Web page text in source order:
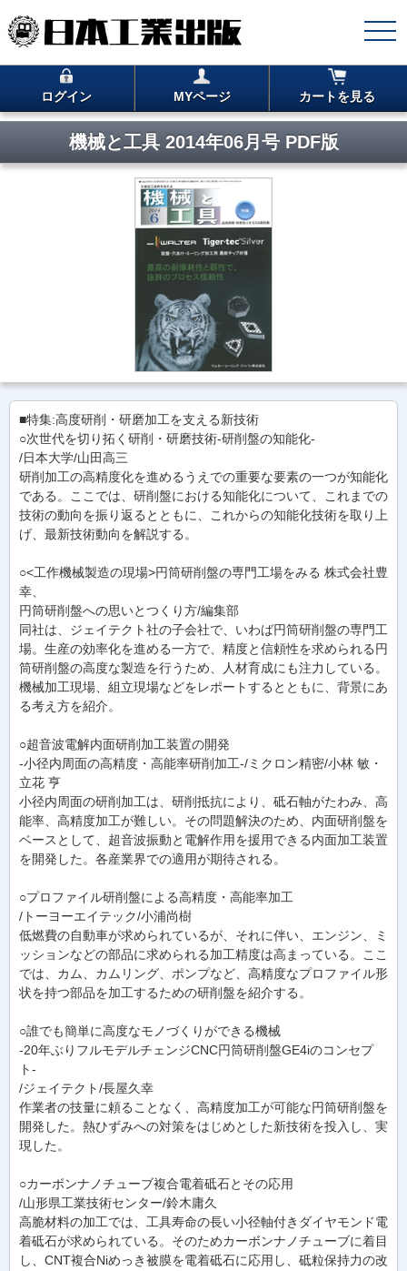
ログイン MYページ カートを見る
機械と工具 2014年06月号 PDF版
■特集:高度研削・研磨加工を支える新技術
○次世代を切り拓く研削・研磨技術-研削盤の知能化-
/日本大学/山田高三
研削加工の高精度化を進めるうえでの重要な要素の一つが知能化
である。ここでは、研削盤における知能化について、これまでの
技術の動向を振り返るとともに、これからの知能化技術を取り上
げ、最新技術動向を解説する。
○<工作機械製造の現場>円筒研削盤の専門工場をみる 株式会社豊
幸、
円筒研削盤への思いとつくり方/編集部
同社は、ジェイテクト社の子会社で、いわば円筒研削盤の専門工
場。生産の効率化を進める一方で、精度と信頼性を求められる円
筒研削盤の高度な製造を行うため、人材育成にも注力している。
機械加工現場、組立現場などをレポートするとともに、背景にあ
る考え方を紹介。
○超音波電解内面研削加工装置の開発
-小径内周面の高精度・高能率研削加工-/ミクロン精密/小林 敏・
立花 亨
小径内周面の研削加工は、研削抵抗により、砥石軸がたわみ、高
能率、高精度加工が難しい。その問題解決のため、内面研削盤を
ベースとして、超音波振動と電解作用を援用できる内面加工装置
を開発した。各産業界での適用が期待される。
○プロファイル研削盤による高精度・高能率加工
/トーヨーエイテック/小浦尚樹
低燃費の自動車が求められているが、それに伴い、エンジン、ミ
ッションなどの部品に求められる加工精度は高まっている。ここ
では、カム、カムリング、ポンプなど、高精度なプロファイル形
状を持つ部品を加工するための研削盤を紹介する。
○誰でも簡単に高度なモノづくりができる機械
-20年ぶりフルモデルチェンジCNC円筒研削盤GE4iのコンセプ
ト-
/ジェイテクト/長屋久幸
作業者の技量に頼ることなく、高精度加工が可能な円筒研削盤を
開発した。熱ひずみへの対策をはじめとした新技術を投入し、実
現した。
○カーボンナノチューブ複合電着砥石とその応用
/山形県工業技術センター/鈴木庸久
高脆材料の加工では、工具寿命の長い小径軸付きダイヤモンド電
着砥石が求められている。そのためカーボンナノチューブに着目
し、CNT複合Niめっき被膜を電着砥石に応用し、砥粒保持力の改